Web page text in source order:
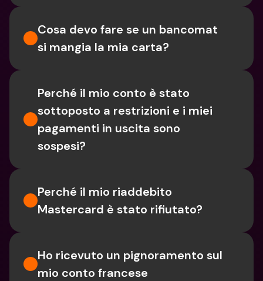
Cosa devo fare se un bancomat
si mangia la mia carta?
Perché il mio conto è stato
sottoposto a restrizioni e i miei
pagamenti in uscita sono
sospesi?
Perché il mio riaddebito
Mastercard è stato rifiutato?
Ho ricevuto un pignoramento sul
mio conto francese